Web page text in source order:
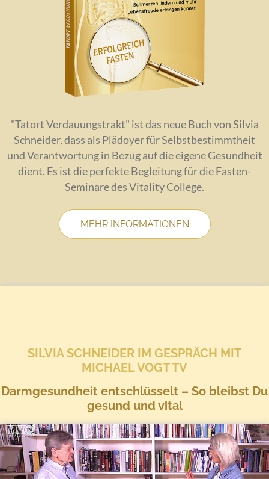
"Tatort Verdauungstrakt" ist das neue Buch von Silvia
Schneider, dass als Plädoyer für Selbstbestimmtheit
und Verantwortung in Bezug auf die eigene Gesundheit
dient. Es ist die perfekte Begleitung für die Fasten-
Seminare des Vitality College.
MEHR INFORMATIONEN
SILVIA SCHNEIDER IM GESPRÄCH MIT
MICHAEL VOGT TV
Darmgesundheit entschlüsselt – So bleibst Du
gesund und vital